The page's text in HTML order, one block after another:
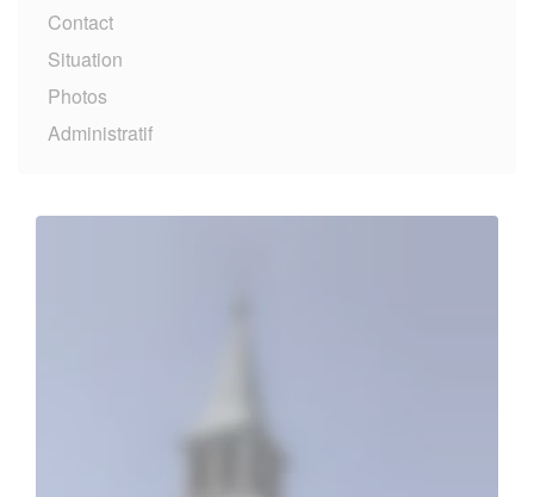
Contact
Situation
Photos
Administratif